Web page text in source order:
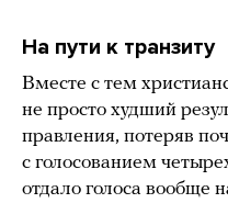
На пути к транзиту
Вместе с тем
не просто худший
правления, потеряв
с голосованием
отдало голоса вообще